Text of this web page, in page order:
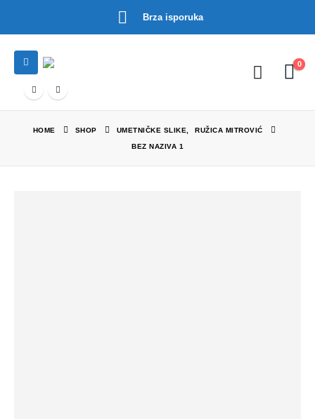
Brza isporuka
0
HOME SHOP UMETNIČKE SLIKE RUŽICA MITROVIĆ
BEZ NAZIVA 1